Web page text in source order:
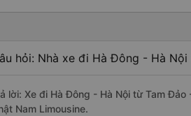
hỏi: Nhà xe đi Hà Đông - Hà
lời: Xe đi Hà Đông - Hà Nội từ Tam
Nam Limousine.